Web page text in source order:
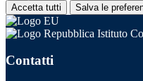
Accetta tutti Salva le
Istituto
Contatti